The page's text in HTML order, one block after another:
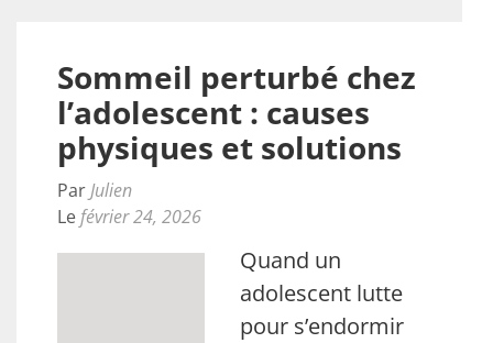
Sommeil perturbé chez
l’adolescent : causes
physiques et solutions
ParJulien
Le février 24, 2026
Quand un
adolescent lutte
pour s’endormir